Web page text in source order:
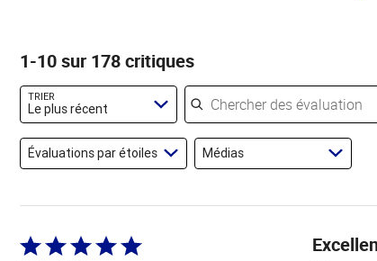
1-10 sur 178 critiques
TRIER
Le plus récent
Chercher des évaluations
Évaluations par étoiles Médias
Coté